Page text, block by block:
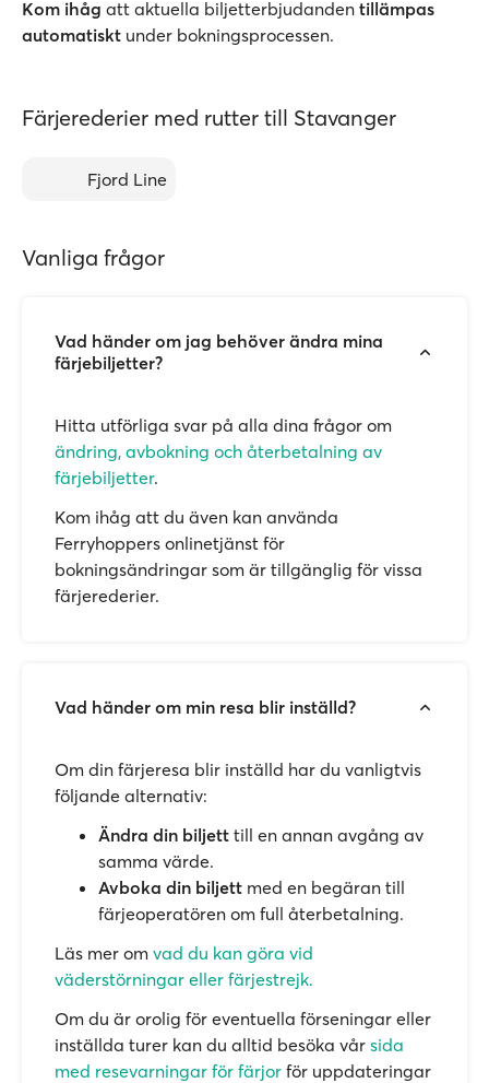
Kom ihåg att aktuella biljetterbjudanden tillämpas
automatiskt under bokningsprocessen.
Färjerederier med rutter till Stavanger
Fjord Line
Vanliga frågor
Vad händer om jag behöver ändra mina
färjebiljetter?
Hitta utförliga svar på alla dina frågor om
ändring, avbokning och återbetalning av
färjebiljetter.
Kom ihåg att du även kan använda
Ferryhoppers onlinetjänst för
bokningsändringar som är tillgänglig för vissa
färjerederier.
Vad händer om min resa blir inställd?
Om din färjeresa blir inställd har du vanligtvis
följande alternativ:
Ändra din biljett till en annan avgång av
samma värde.
Avboka din biljett med en begäran till
färjeoperatören om full återbetalning.
Läs mer om vad du kan göra vid
väderstörningar eller färjestrejk.
Om du är orolig för eventuella förseningar eller
inställda turer kan du alltid besöka vår sida
med resevarningar för färjor för uppdateringar